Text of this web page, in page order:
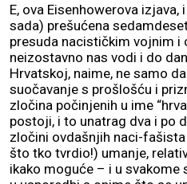
E, ova Eisenhowerova
sada) prešućena
presuda nacističkim vojnim i
neizostavno nas vodi i do
Hrvatskoj, naime, ne samo
suočavanje s prošlošću i
zločina počinjenih u ime
postoji, i to unatrag dva i po
zločini ovdašnjih naci-
što tko tvrdio!) umanje,
ikako moguće – i u svakome